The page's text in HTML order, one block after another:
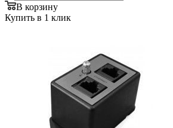
В корзину
Купить в 1 клик